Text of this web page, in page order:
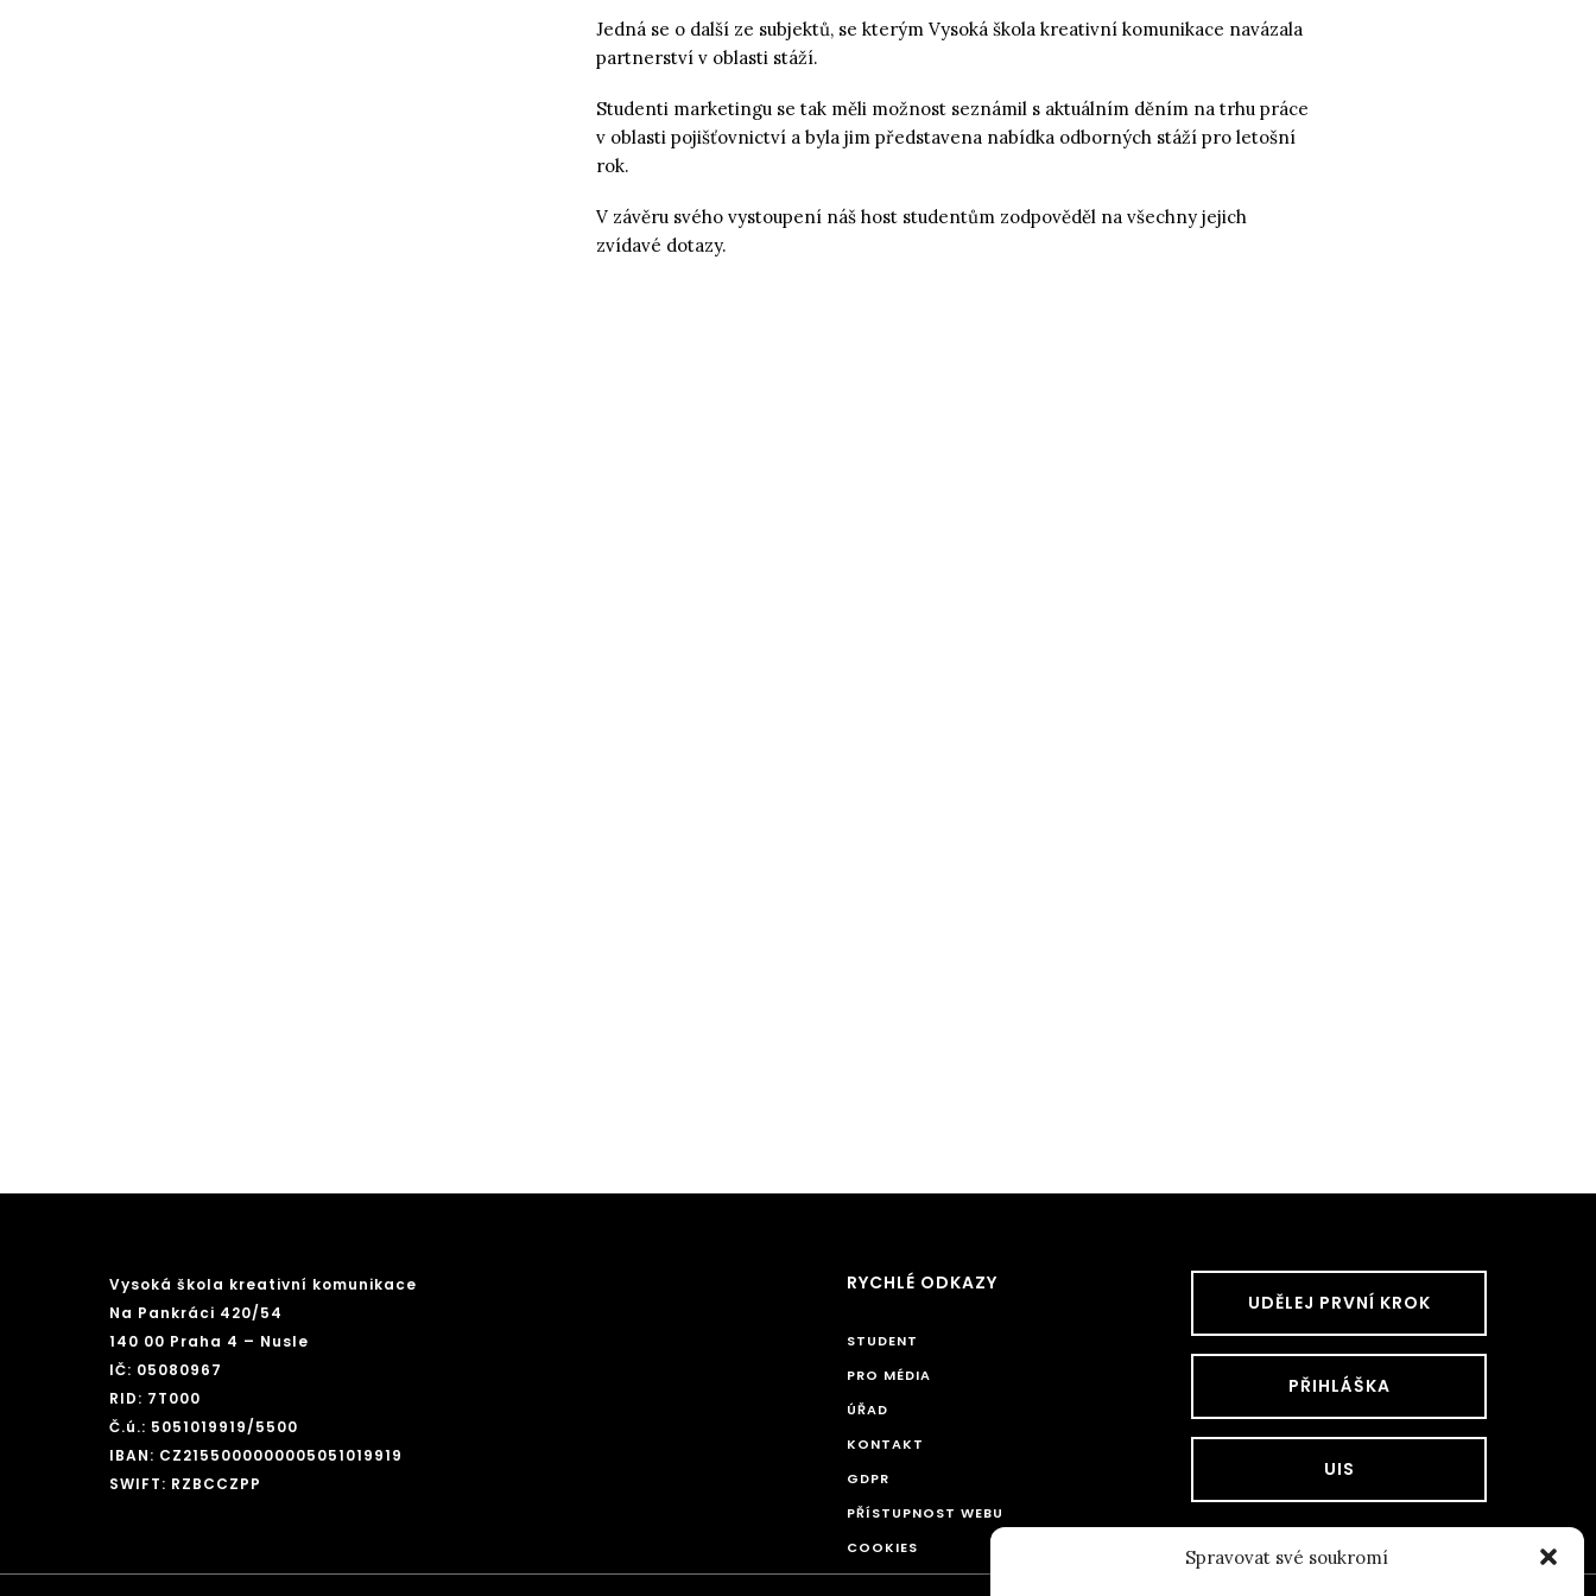
Spravovat své soukromí
Jedná se o další ze subjektů, se kterým Vysoká škola kreativní komunikace navázala
partnerství v oblasti stáží.
Studenti marketingu se tak měli možnost seznámil s aktuálním děním na trhu práce
v oblasti pojišťovnictví a byla jim představena nabídka odborných stáží pro letošní
rok.
V závěru svého vystoupení náš host studentům zodpověděl na všechny jejich
zvídavé dotazy.
UDĚLEJ PRVNÍ KROK
PŘIHLÁŠKA
UIS
RYCHLÉ ODKAZY
STUDENT
PRO MÉDIA
ÚŘAD
KONTAKT
GDPR
PŘÍSTUPNOST WEBU
COOKIES
Vysoká škola kreativní komunikace
Na Pankráci 420/54
140 00 Praha 4 – Nusle
IČ: 05080967
RID: 7T000
Č.ú.: 5051019919/5500
IBAN: CZ2155000000005051019919
SWIFT: RZBCCZPP